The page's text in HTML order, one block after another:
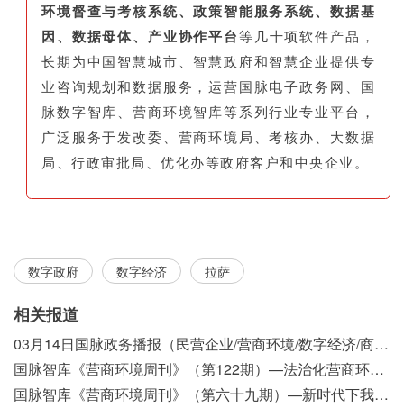
环境督查与考核系统、政策智能服务系统、数据基
因、数据母体、产业协作平台等几十项软件产品，
长期为中国智慧城市、智慧政府和智慧企业提供专
业咨询规划和数据服务，运营国脉电子政务网、国
脉数字智库、营商环境智库等系列行业专业平台，
广泛服务于发改委、营商环境局、考核办、大数据
局、行政审批局、优化办等政府客户和中央企业。
数字政府 数字经济 拉萨
相关报道
03月14日国脉政务播报（民营企业/营商环境/数字经济/商事制度改革）
国脉智库《营商环境周刊》（第122期）—法治化营商环境视域下我国行政执法公示制度浅析
国脉智库《营商环境周刊》（第六十九期）—新时代下我国营商环境标准体系构建初探